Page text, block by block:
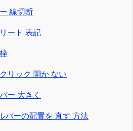
線切断
ート 表記
リック 開か ない
ー 大きく
バーの配置を 直す 方法